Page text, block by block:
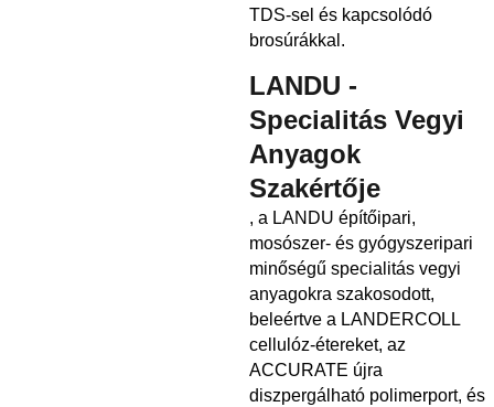
TDS-sel és kapcsolódó
brosúrákkal.
LANDU -
Specialitás Vegyi
Anyagok
Szakértője
, a LANDU építőipari,
mosószer- és gyógyszeripari
minőségű specialitás vegyi
anyagokra szakosodott,
beleértve a LANDERCOLL
cellulóz-étereket, az
ACCURATE újra
diszpergálható polimerport, és